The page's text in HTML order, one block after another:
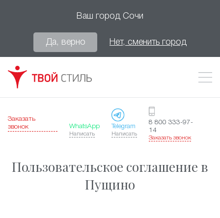
Ваш город Сочи
Да, верно Нет, сменить город
Заказать
звонок
WhatsApp
Написать
Telegram
Написать
8 800 333-97-
14
Заказать звонок
Пользовательское соглашение в
Пущино